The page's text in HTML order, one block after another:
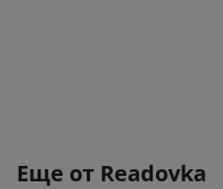
Еще от Readovka